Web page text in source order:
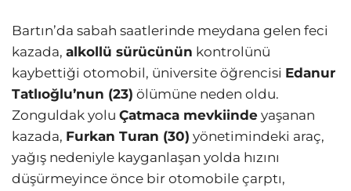
Bartın’da sabah saatlerinde meydana gelen feci
kazada, alkollü sürücünün kontrolünü
kaybettiği otomobil, üniversite öğrencisi Edanur
Tatlıoğlu’nun (23) ölümüne neden oldu.
Zonguldak yolu Çatmaca mevkiinde yaşanan
kazada, Furkan Turan (30) yönetimindeki araç,
yağış nedeniyle kayganlaşan yolda hızını
düşürmeyince önce bir otomobile çarptı,